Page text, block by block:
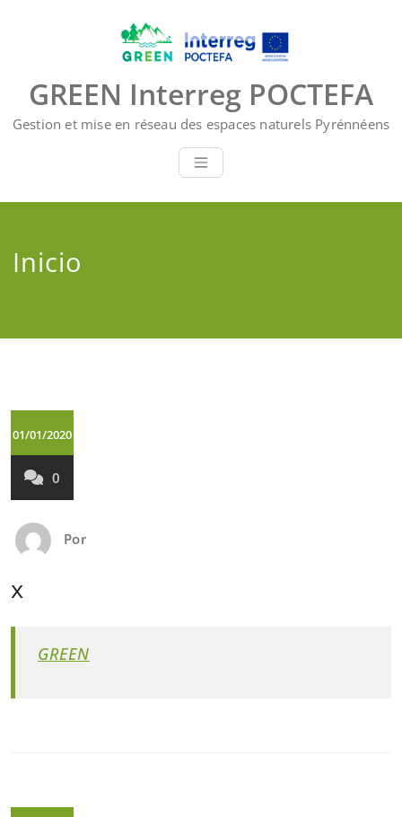
GREEN Interreg POCTEFA
Gestion et mise en réseau des espaces naturels Pyrénnéens
Inicio
01/01/2020
0
Por
x
GREEN